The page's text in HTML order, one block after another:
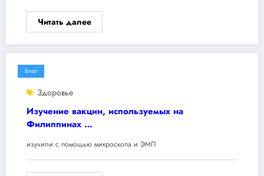
Читать далее
Блог
Здоровье
Изучение вакцин, используемых на
Филиппинах …
изучили с помощью микроскопа и ЭМП